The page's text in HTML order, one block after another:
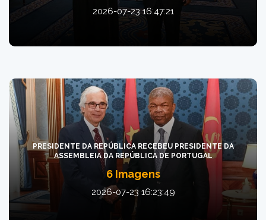
2026-07-23 16:47:21
PRESIDENTE DA REPÚBLICA RECEBEU PRESIDENTE DA
ASSEMBLEIA DA REPÚBLICA DE PORTUGAL
6 Imagens
2026-07-23 16:23:49